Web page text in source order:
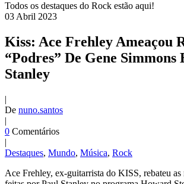
Todos os destaques do Rock estão aqui!
03Abril 2023
Kiss: Ace Frehley Ameaçou
“Podres” De Gene Simmons
Stanley
|
De nuno.santos
|
0 Comentários
|
Destaques, Mundo, Música, Rock
Ace Frehley, ex-guitarrista do KISS, rebateu as